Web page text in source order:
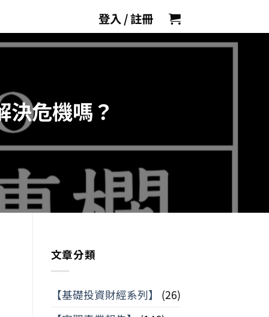
登入 / 註冊
決危機嗎？
文章分類
【基礎投資財經系列】
(26)